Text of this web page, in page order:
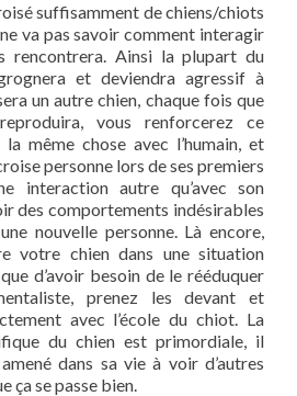
suffisamment de chiens/chiots
va pas savoir comment interagir
rencontrera. Ainsi la plupart du
et deviendra agressif à
un autre chien, chaque fois que
vous renforcerez ce
la même chose avec l’humain, et
personne lors de ses premiers
interaction autre qu’avec son
des comportements indésirables
nouvelle personne. Là encore,
votre chien dans une situation
d’avoir besoin de le rééduquer
prenez les devant et
avec l’école du chiot. La
du chien est primordiale, il
dans sa vie à voir d’autres
ça se passe bien.